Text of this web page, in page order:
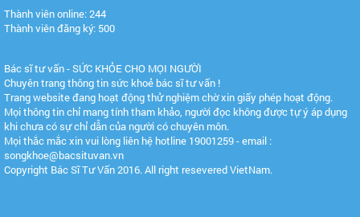
Thành viên online: 244
Thành viên đăng ký: 500
Bác sĩ tư vấn - SỨC KHỎE CHO MỌI NGƯỜI
Chuyên trang thông tin sức khoẻ bác sĩ tư vấn !
Trang website đang hoạt động thử nghiệm chờ xin giấy phép hoạt động.
Mọi thông tin chỉ mang tính tham khảo, người đọc không được tự ý áp dụng
khi chưa có sự chỉ dẫn của người có chuyên môn.
Mọi thắc mắc xin vui lòng liên hệ hotline 19001259 - email :
songkhoe@bacsituvan.vn
Copyright Bác Sĩ Tư Vấn 2016. All right resevered VietNam.